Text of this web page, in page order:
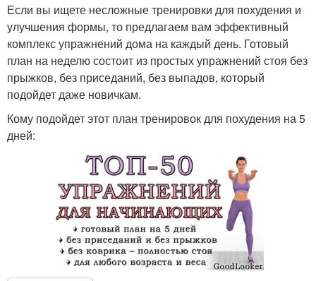
Если вы ищете несложные тренировки для похудения и
улучшения формы, то предлагаем вам эффективный
комплекс упражнений дома на каждый день. Готовый
план на неделю состоит из простых упражнений стоя без
прыжков, без приседаний, без выпадов, который
подойдет даже новичкам.
Кому подойдет этот план тренировок для похудения на 5
дней: